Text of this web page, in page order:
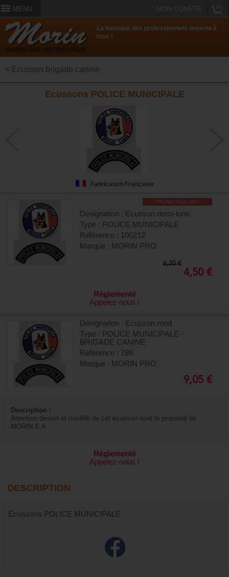
MENU MON COMPTE
La boutique des professionnels ouverte à
tous !
< Ecusson brigade canine
Ecussons POLICE MUNICIPALE
Fabrication Française
PROMOTION 29%
Désignation : Ecusson demi-lune
Type : POLICE MUNICIPALE
Référence : 100212
Marque : MORIN PRO
6,35 €
4,50 €
Réglementé
Appelez-nous !
Désignation : Ecusson rond
Type : POLICE MUNICIPALE -
BRIGADE CANINE
Référence : 786
Marque : MORIN PRO
9,05 €
Description :
Attention dessin et modèle de cet écusson sont la propriété de
MORIN S.A.
Réglementé
Appelez-nous !
DESCRIPTION
Ecussons POLICE MUNICIPALE